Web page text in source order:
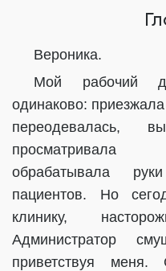
Вероника.
Мой рабочий
одинаково:
переодевалась,
просматривала
обрабатывала
пациентов. Но
клинику,
Администратор
приветствуя меня.